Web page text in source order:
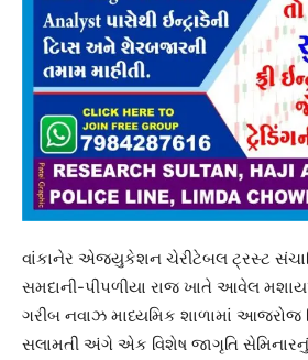
વાંકાનેર એજ્યુકેશન ચેરીટેબલ ટ્રસ્ટ
સમદાની-પીપળીયા રાજ ખાતે આવેલ
ગરીબ નવાઝ માધ્યમિક શાળામાં આજરોજ
સલામતી અંગે એક વિશેષ જાગૃતિ